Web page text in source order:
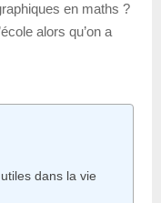
en maths ?
alors qu’on a
dans la vie